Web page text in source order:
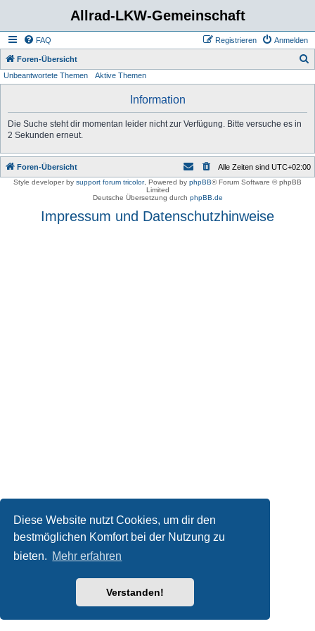
Diese Website nutzt Cookies, um dir den
bestmöglichen Komfort bei der Nutzung zu
bieten. Mehr erfahren
Verstanden!
Allrad-LKW-Gemeinschaft
FAQ Anmelden
Registrieren
Foren-Übersicht
Unbeantwortete Themen Aktive Themen
Information
Die Suche steht dir momentan leider nicht zur Verfügung. Bitte versuche es in
2 Sekunden erneut.
Foren-Übersicht Alle Zeiten sind UTC+02:00
Style developer by support forum tricolor, Powered by phpBB® Forum Software © phpBB
Limited
Deutsche Übersetzung durch phpBB.de
Impressum und Datenschutzhinweise